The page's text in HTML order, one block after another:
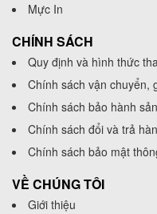
Mực In
CHÍNH SÁCH
Quy định và hình thức
Chính sách vận chuyển,
Chính sách bảo hành
Chính sách đổi và trả
Chính sách bảo mật
VỀ CHÚNG TÔI
Giới thiệu